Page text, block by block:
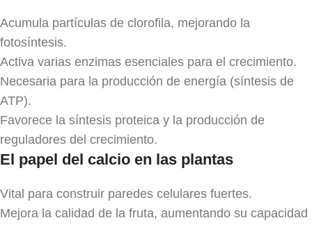
Acumula partículas de clorofila, mejorando la
fotosíntesis.
Activa varias enzimas esenciales para el crecimiento.
Necesaria para la producción de energía (síntesis de
ATP).
Favorece la síntesis proteica y la producción de
reguladores del crecimiento.
El papel del calcio en las plantas
Vital para construir paredes celulares fuertes.
Mejora la calidad de la fruta, aumentando su capacidad